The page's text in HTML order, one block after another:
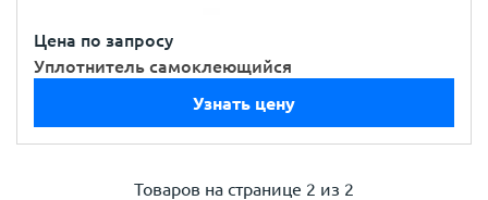
Цена по запросу
Уплотнитель самоклеющийся
Узнать цену
Товаров на странице 2 из 2